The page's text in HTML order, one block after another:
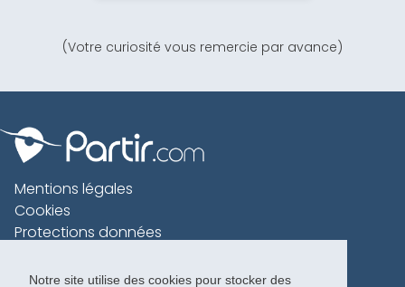
Notre site utilise des cookies pour stocker des
(Votre curiosité vous remercie par avance)
Mentions légales
Cookies
Protections données
Charte voyageur